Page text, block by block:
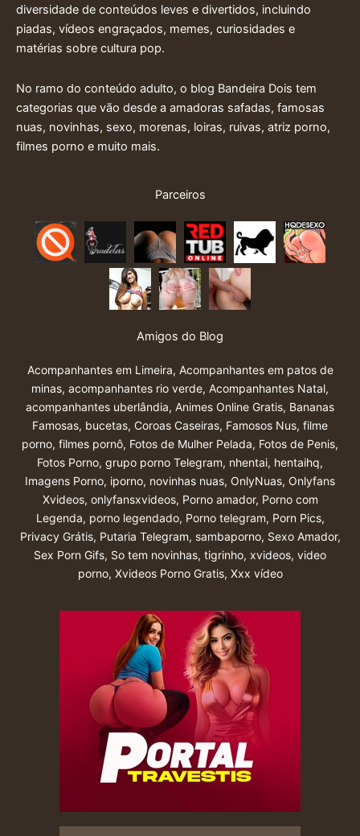
diversidade de conteúdos leves e divertidos, incluindo
piadas, vídeos engraçados, memes, curiosidades e
matérias sobre cultura pop.
No ramo do conteúdo adulto, o blog Bandeira Dois tem
categorias que vão desde a amadoras safadas, famosas
nuas, novinhas, sexo, morenas, loiras, ruivas, atriz porno,
filmes porno e muito mais.
Parceiros
Amigos do Blog
Acompanhantes em Limeira, Acompanhantes em patos de
minas, acompanhantes rio verde, Acompanhantes Natal,
acompanhantes uberlândia, Animes Online Gratis, Bananas
Famosas, bucetas, Coroas Caseiras, Famosos Nus, filme
porno, filmes pornô, Fotos de Mulher Pelada, Fotos de Penis,
Fotos Porno, grupo porno Telegram, nhentai, hentaihq,
Imagens Porno, iporno, novinhas nuas, OnlyNuas, Onlyfans
Xvideos, onlyfansxvideos, Porno amador, Porno com
Legenda, porno legendado, Porno telegram, Porn Pics,
Privacy Grátis, Putaria Telegram, sambaporno, Sexo Amador,
Sex Porn Gifs, So tem novinhas, tigrinho, xvideos, video
porno, Xvideos Porno Gratis, Xxx vídeo